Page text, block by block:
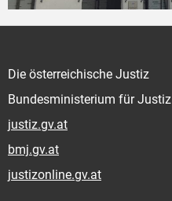
Die österreichische Justiz
Bundesministerium für Justiz
justiz.gv.at
bmj.gv.at
justizonline.gv.at